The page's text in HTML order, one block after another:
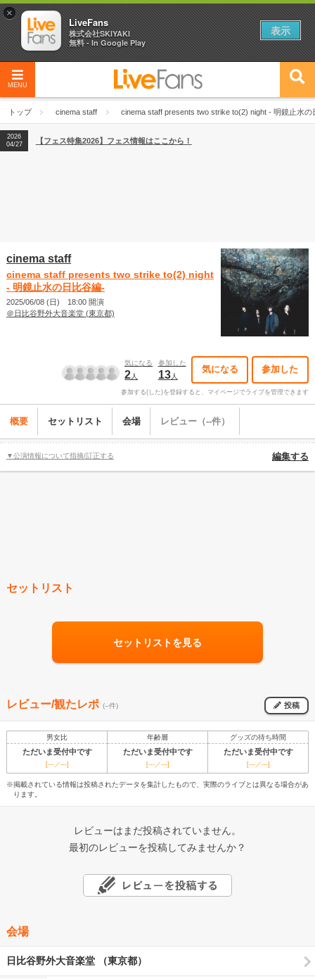
MENU
トップ cinema staff cinema staff presents two strike to(2) night - 明鏡止水の
2026
04/27
2026
【ライブ動員ランキング】2026年上半期編発表！
2026
04/27
【フェス特集2026】フェス情報はここから！
cinema staff
cinema staff presents two strike to(2) night
- 明鏡止水の日比谷編-
2025/06/08 (日) 18:00 開演
＠日比谷野外大音楽堂 (東京都)
気になる
2人
参加した
13人
気になる 参加した
参加する(した)を登録すると、マイページでライブを管理できます
概要 セットリスト 会場 レビュー（--件）
▼公演情報について指摘/訂正する 編集する
セットリスト
セットリストを見る
レビュー/観たレポ (--件) 投稿
男女比 年齢層 グッズの待ち時間
ただいま受付中です ただいま受付中です ただいま受付中です
[---／---] [---／---] [---／---]
※掲載されている情報は投稿されたデータを集計したもので、実際のライブとは異なる場合があ
ります。
レビューはまだ投稿されていません。
最初のレビューを投稿してみませんか？
会場
日比谷野外大音楽堂 （東京都）
×
LiveFans
株式会社SKIYAKI
無料 - In Google Play
表示